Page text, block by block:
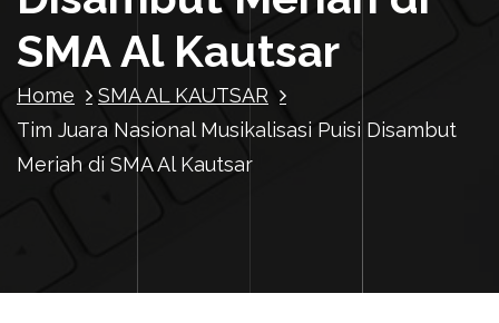
SMA Al Kautsar
Home
SMA AL KAUTSAR
Tim Juara Nasional Musikalisasi Puisi Disambut
Meriah di SMA Al Kautsar